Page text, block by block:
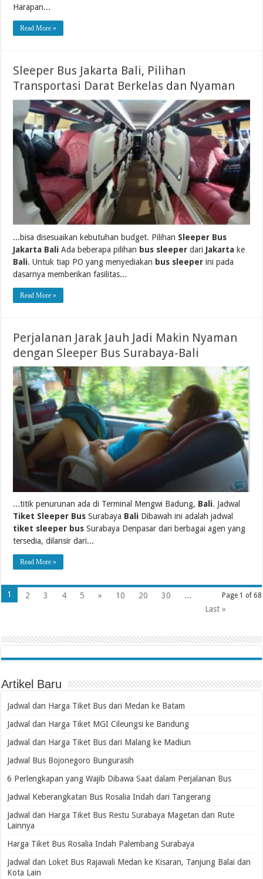
Harapan...
Read More »
Sleeper Bus Jakarta Bali, Pilihan
Transportasi Darat Berkelas dan Nyaman
...bisa disesuaikan kebutuhan budget. Pilihan Sleeper Bus
Jakarta Bali Ada beberapa pilihan bus sleeper dari Jakarta ke
Bali. Untuk tiap PO yang menyediakan bus sleeper ini pada
dasarnya memberikan fasilitas...
Read More »
Perjalanan Jarak Jauh Jadi Makin Nyaman
dengan Sleeper Bus Surabaya-Bali
...titik penurunan ada di Terminal Mengwi Badung, Bali. Jadwal
Tiket Sleeper Bus Surabaya Bali Dibawah ini adalah jadwal
tiket sleeper bus Surabaya Denpasar dari berbagai agen yang
tersedia, dilansir dari...
Read More »
Page 1 of 68
1 2 3 4 5 » 10 20 30
...
Last »
Artikel Baru
Jadwal dan Harga Tiket Bus dari Medan ke Batam
Jadwal dan Harga Tiket MGI Cileungsi ke Bandung
Jadwal dan Harga Tiket Bus dari Malang ke Madiun
Jadwal Bus Bojonegoro Bungurasih
6 Perlengkapan yang Wajib Dibawa Saat dalam Perjalanan Bus
Jadwal Keberangkatan Bus Rosalia Indah dari Tangerang
Jadwal dan Harga Tiket Bus Restu Surabaya Magetan dan Rute
Lainnya
Harga Tiket Bus Rosalia Indah Palembang Surabaya
Jadwal dan Loket Bus Rajawali Medan ke Kisaran, Tanjung Balai dan
Kota Lain